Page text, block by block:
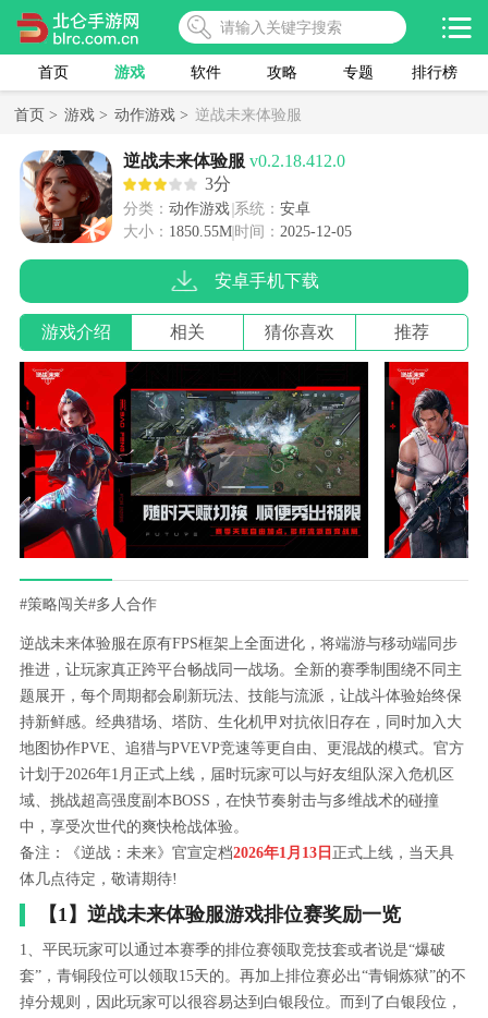
首页 游戏 软件 攻略 专题 排行榜
首页 > 游戏 > 动作游戏 > 逆战未来体验服
逆战未来体验服 v0.2.18.412.0
3分
分类： 动作游戏 系统： 安卓
大小： 1850.55M 时间： 2025-12-05
安卓手机下载
游戏介绍 相关 猜你喜欢 推荐
#策略闯关#多人合作
逆战未来体验服在原有FPS框架上全面进化，将端游与移动端同步
推进，让玩家真正跨平台畅战同一战场。全新的赛季制围绕不同主
题展开，每个周期都会刷新玩法、技能与流派，让战斗体验始终保
持新鲜感。经典猎场、塔防、生化机甲对抗依旧存在，同时加入大
地图协作PVE、追猎与PVEVP竞速等更自由、更混战的模式。官方
计划于2026年1月正式上线，届时玩家可以与好友组队深入危机区
域、挑战超高强度副本BOSS，在快节奏射击与多维战术的碰撞
中，享受次世代的爽快枪战体验。
备注：《逆战：未来》官宣定档2026年1月13日 正式上线，当天具
体几点待定，敬请期待!
【1】逆战未来体验服游戏排位赛奖励一览
1、平民玩家可以通过本赛季的排位赛领取竞技套或者说是“爆破
套”，青铜段位可以领取15天的。再加上排位赛必出“青铜炼狱”的不
掉分规则，因此玩家可以很容易达到白银段位。而到了白银段位，